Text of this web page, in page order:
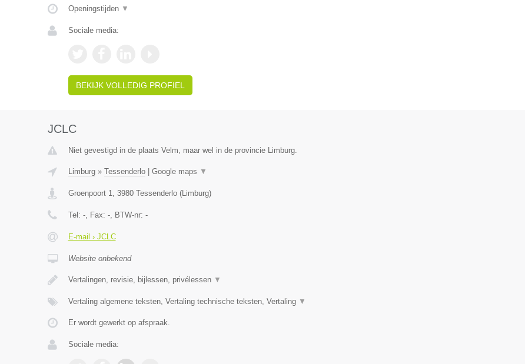
Openingstijden ▼
Sociale media:
BEKIJK VOLLEDIG PROFIEL
JCLC
Niet gevestigd in de plaats Velm, maar wel in de provincie Limburg.
Limburg» Tessenderlo| Google maps ▼
Groenpoort 1, 3980 Tessenderlo(Limburg)
Tel: -, Fax: -, BTW-nr: -
E-mail › JCLC
Website onbekend
Vertalingen, revisie, bijlessen, privélessen ▼
Vertaling algemene teksten, Vertaling technische teksten, Vertaling ▼
Er wordt gewerkt op afspraak.
Sociale media: